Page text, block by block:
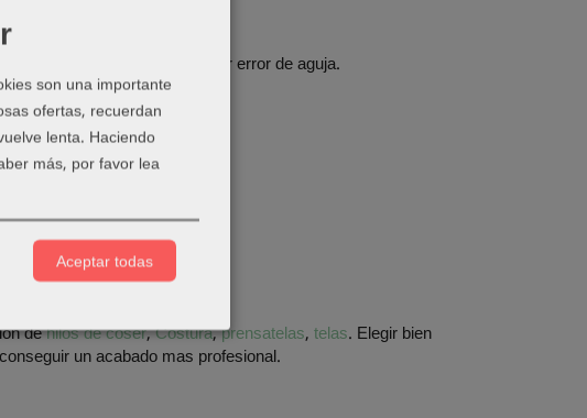
tela marque mucho cualquier error de aguja.
dehilos de coser,Costura,prensatelas,telas. Elegir bien
un acabado mas profesional.
son una importante
ofertas, recuerdan
lenta. Haciendo
más, por favor lea
Aceptar todas